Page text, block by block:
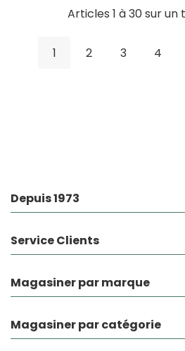
Articles 1 à30sur un
1 2 3 4
Depuis 1973
Service Clients
Magasiner par marque
Magasiner par catégorie